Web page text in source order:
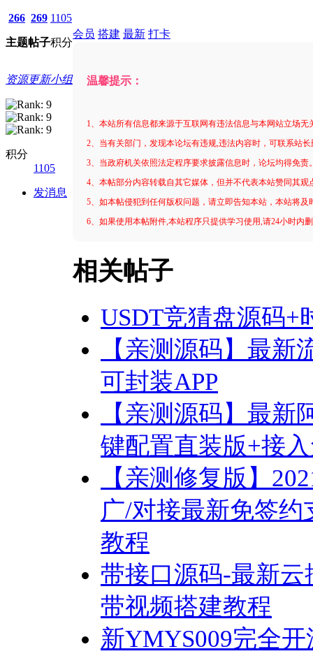
266
主题
269
帖子
1105
积分
资源更新小组
积分
1105
发消息
会员 搭建 最新 打卡
温馨提示：
1、本站所有信息都来源于互联网有违法信息与本网站立场无
2、当有关部门，发现本论坛有违规,违法内容时，可联系站
3、当政府机关依照法定程序要求披露信息时，论坛均得免责
4、本帖部分内容转载自其它媒体，但并不代表本站赞同其观
5、如本帖侵犯到任何版权问题，请立即告知本站，本站将及
6、如果使用本帖附件,本站程序只提供学习使用,请24小时内
相关帖子
USDT竞猜盘源码+
【亲测源码】最
可封装APP
【亲测源码】最
键配置直装版+接
【亲测修复版】
广/对接最新免签
教程
带接口源码-最新云
带视频搭建教程
新YMYS009完全